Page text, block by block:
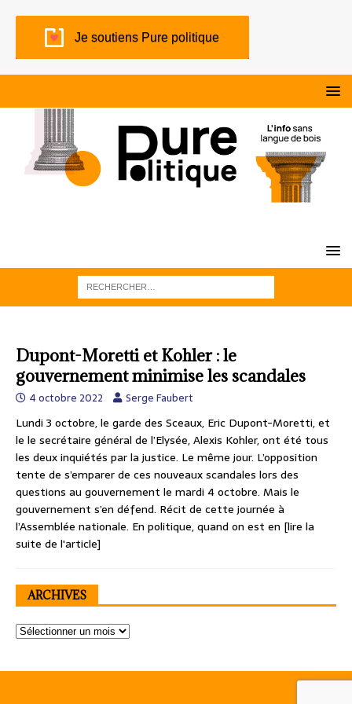
Je soutiens Pure politique
Dupont-Moretti et Kohler : le
gouvernement minimise les scandales
4 octobre 2022 Serge Faubert
Lundi 3 octobre, le garde des Sceaux, Eric Dupont-Moretti, et
le le secrétaire général de l’Elysée, Alexis Kohler, ont été tous
les deux inquiétés par la justice. Le même jour. L’opposition
tente de s’emparer de ces nouveaux scandales lors des
questions au gouvernement le mardi 4 octobre. Mais le
gouvernement s’en défend. Récit de cette journée à
l’Assemblée nationale. En politique, quand on est en [lire la
suite de l'article]
ARCHIVES